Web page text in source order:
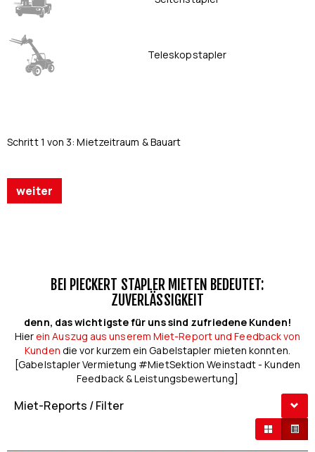
Teleskopstapler
Schritt 1 von 3: Mietzeitraum & Bauart
weiter
BEI PIECKERT STAPLER MIETEN BEDEUTET:
ZUVERLÄSSIGKEIT
denn, das wichtigste für uns sind zufriedene Kunden!
Hierein Auszug aus unserem Miet-Report und Feedback von
Kunden die vor kurzem ein Gabelstapler mieten konnten.
[Gabelstapler Vermietung #MietSektion Weinstadt - Kunden
Feedback & Leistungsbewertung]
Miet-Reports / Filter